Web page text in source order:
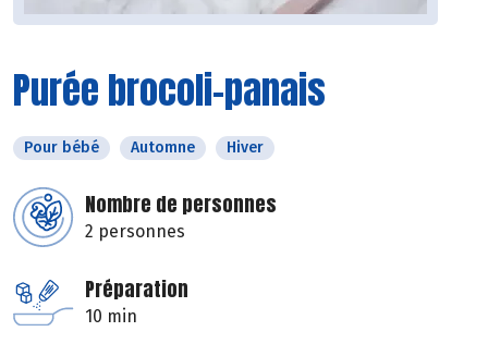
Purée brocoli-panais
Pour bébé Automne Hiver
Nombre de personnes
2 personnes
Préparation
10 min